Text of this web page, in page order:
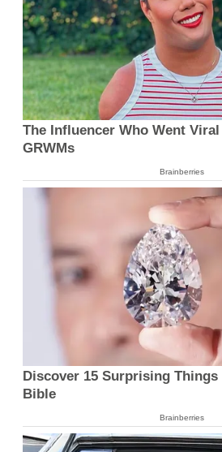
The Influencer Who Went
GRWMs
Brainberries
Discover 15 Surprising
Bible
Brainberries